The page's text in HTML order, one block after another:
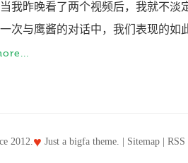
我昨晚看了两个视频后，我就不淡
次与鹰酱的对话中，我们表现的如
2012.♥ Just a bigfa theme. | Sitemap RSS